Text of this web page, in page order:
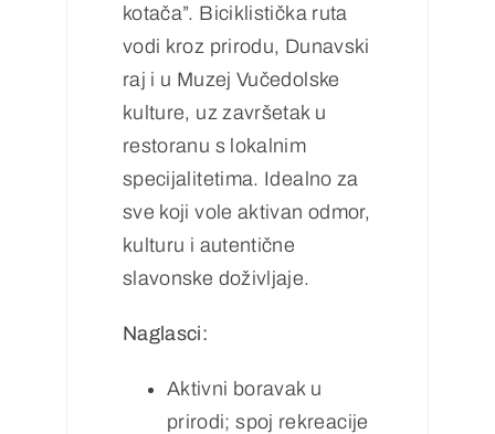
kotača”. Biciklistička ruta
vodi kroz prirodu, Dunavski
raj i u Muzej Vučedolske
kulture, uz završetak u
restoranu s lokalnim
specijalitetima. Idealno za
sve koji vole aktivan odmor,
kulturu i autentične
slavonske doživljaje.
Naglasci:
Aktivni boravak u
prirodi; spoj rekreacije